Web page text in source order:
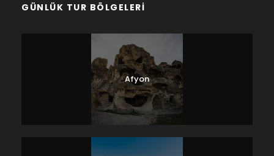
GÜNLÜK TUR BÖLGELERI
Afyon